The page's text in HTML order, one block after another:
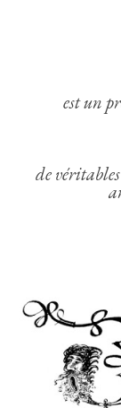
est un
de